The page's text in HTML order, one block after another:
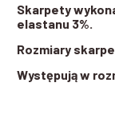
Skarpety
elastanu 3%.
Rozmiary
Występują w